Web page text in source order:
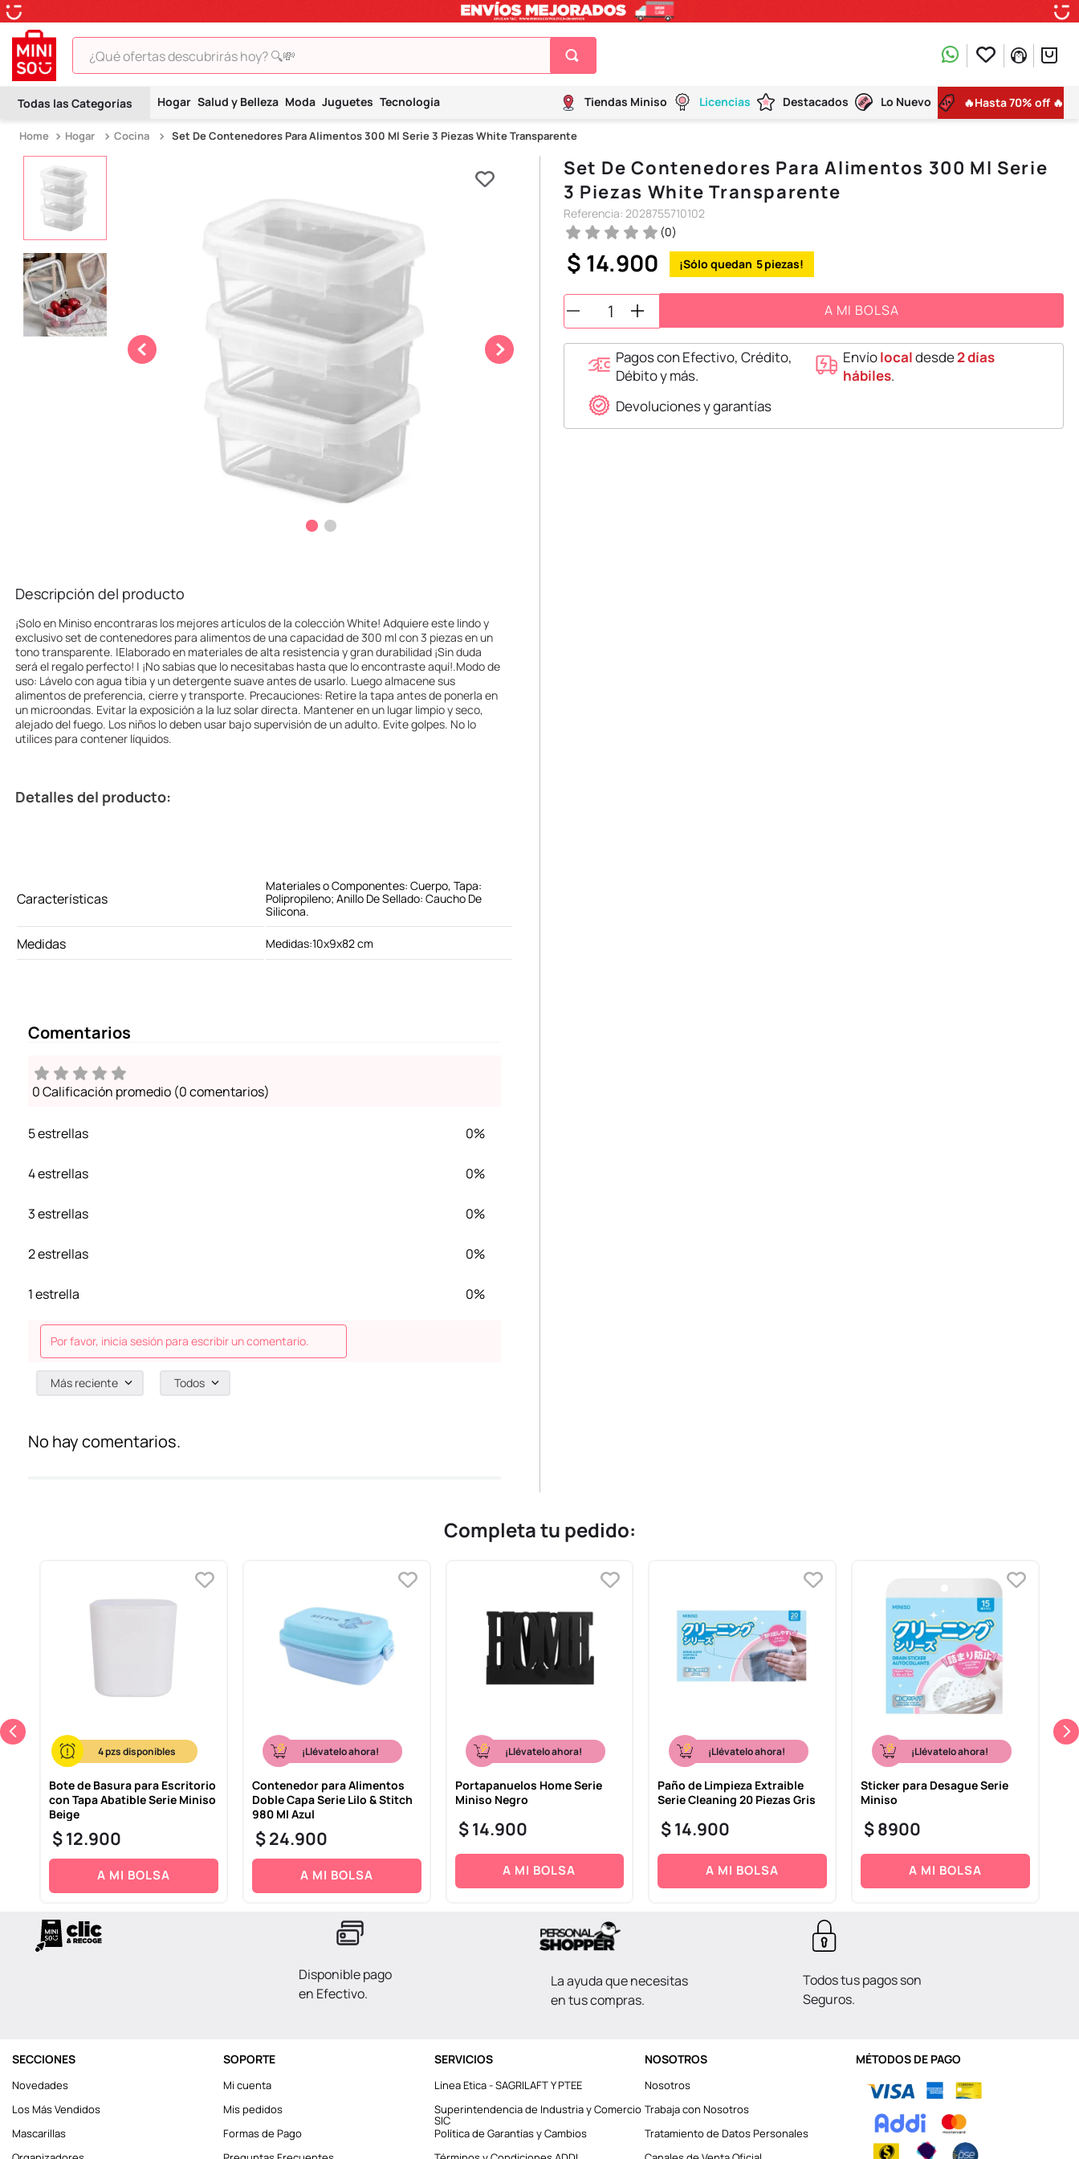
¿Qué ofertas descubrirás hoy? 🔍💸
Hogar Salud y Belleza Moda Juguetes Tecnología Tiendas Miniso Licencias Destacados Lo Nuevo 🔥Hasta 70% off 🔥
Hogar Cocina Set De Contenedores Para Alimentos 300 Ml Serie 3 Piezas White Transparente
Descripción del producto
¡Solo en Miniso encontraras los mejores artículos de la colección White! Adquiere este lindo y
exclusivo set de contenedores para alimentos de una capacidad de 300 ml con 3 piezas en un
tono transparente. |Elaborado en materiales de alta resistencia y gran durabilidad ¡Sin duda
será el regalo perfecto! | ¡No sabias que lo necesitabas hasta que lo encontraste aquí!.Modo de
uso: Lávelo con agua tibia y un detergente suave antes de usarlo. Luego almacene sus
alimentos de preferencia, cierre y transporte. Precauciones: Retire la tapa antes de ponerla en
un microondas. Evitar la exposición a la luz solar directa. Mantener en un lugar limpio y seco,
alejado del fuego. Los niños lo deben usar bajo supervisión de un adulto. Evite golpes. No lo
utilices para contener líquidos.
Detalles del producto:
Características
Materiales o Componentes: Cuerpo, Tapa:
Polipropileno; Anillo De Sellado: Caucho De
Silicona.
Medidas Medidas:10x9x82 cm
Comentarios
0 Calificación promedio (0 comentarios)
5 estrellas 0%
4 estrellas 0%
3 estrellas 0%
2 estrellas 0%
1 estrella 0%
Por favor, inicia sesión para escribir un comentario.
Más reciente Todos
No hay comentarios.
Set De Contenedores Para Alimentos 300 Ml Serie
3 Piezas White Transparente
Referencia: 2028755710102
(0)
$ 14.900 5
A MI BOLSA
Pagos con Efectivo, Crédito,
Débito y más.
Envíolocaldesde2 días
hábiles.
Devoluciones y garantías
Completa tu pedido:
4
Bote de Basura para Escritorio
con Tapa Abatible Serie Miniso
Beige
$12.900
A MI BOLSA
¡Llévatelo ahora!
Contenedor para Alimentos
Doble Capa Serie Lilo & Stitch
980 Ml Azul
$24.900
A MI BOLSA
¡Llévatelo ahora!
Portapanuelos Home Serie
Miniso Negro
$14.900
A MI BOLSA
¡Llévatelo ahora!
Paño de Limpieza Extraible
Serie Cleaning 20 Piezas Gris
$14.900
A MI BOLSA
¡Llévatelo ahora!
Sticker para Desague Serie
Miniso
$8900
A MI BOLSA
Disponible pago
en Efectivo.
La ayuda que necesitas
en tus compras.
Todos tus pagos son
Seguros.
SECCIONES
Novedades
Los Más Vendidos
Mascarillas
SOPORTE
Mi cuenta
Mis pedidos
Formas de Pago
SERVICIOS
Línea Etica - SAGRILAFT Y PTEE
Superintendencia de Industria y Comercio
SIC
Política de Garantías y Cambios
NOSOTROS
Nosotros
Trabaja con Nosotros
Tratamiento de Datos Personales
MÉTODOS DE PAGO
TÉRMINOS MÁS BUSCADOS
2.
hello kitty
9.
one piece
.